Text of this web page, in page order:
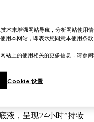
液，呈现24小时*持妆
术来增强网站导航，分析网站使用
用本网站，即表示您同意本使用条
站上的使用相关的更多信息，请参
Cookie 设置